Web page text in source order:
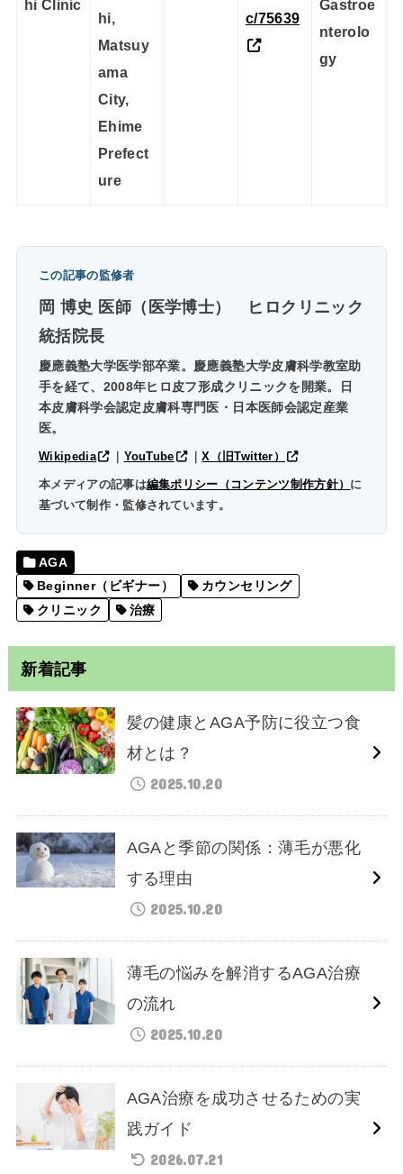
hi Clinic
hi,
Matsuy
ama
City,
Ehime
Prefect
ure
c/75639
Gastroe
nterolo
gy
この記事の監修者
岡 博史 医師（医学博士）
ヒロクリニック
統括院長
慶應義塾大学医学部卒業。慶應義塾大学皮膚科学教室助
手を経て、2008年ヒロ皮フ形成クリニックを開業。日
本皮膚科学会認定皮膚科専門医・日本医師会認定産業
医。
Wikipedia ｜ YouTube ｜X（旧Twitter）
本メディアの記事は編集ポリシー（コンテンツ制作方針） に
基づいて制作・監修されています。
AGA
Beginner（ビギナー）
カウンセリング
クリニック
治療
新着記事
髪の健康とAGA予防に役立つ食
材とは？
2025.10.20
AGAと季節の関係：薄毛が悪化
する理由
2025.10.20
薄毛の悩みを解消するAGA治療
の流れ
2025.10.20
AGA治療を成功させるための実
践ガイド
2026.07.21